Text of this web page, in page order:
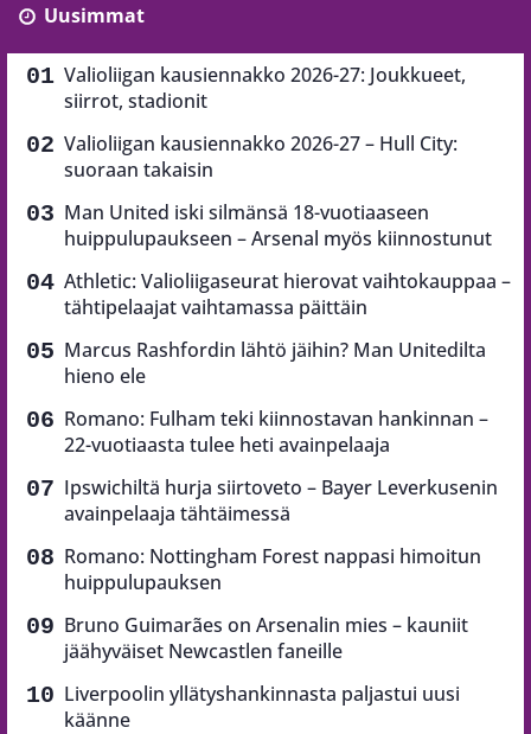
Uusimmat
Valioliigan kausiennakko 2026-27: Joukkueet,
siirrot, stadionit
Valioliigan kausiennakko 2026-27 – Hull City:
suoraan takaisin
Man United iski silmänsä 18-vuotiaaseen
huippulupaukseen – Arsenal myös kiinnostunut
Athletic: Valioliigaseurat hierovat vaihtokauppaa –
tähtipelaajat vaihtamassa päittäin
Marcus Rashfordin lähtö jäihin? Man Unitedilta
hieno ele
Romano: Fulham teki kiinnostavan hankinnan –
22-vuotiaasta tulee heti avainpelaaja
Ipswichiltä hurja siirtoveto – Bayer Leverkusenin
avainpelaaja tähtäimessä
Romano: Nottingham Forest nappasi himoitun
huippulupauksen
Bruno Guimarães on Arsenalin mies – kauniit
jäähyväiset Newcastlen faneille
Liverpoolin yllätyshankinnasta paljastui uusi
käänne